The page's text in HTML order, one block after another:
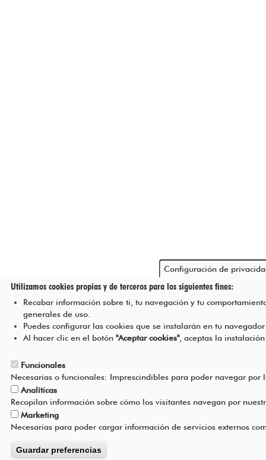
Configuración de
Utilizamos cookies propias y de terceros para los siguientes fines:
Recabar información sobre ti, tu navegación y tu
generales de uso.
Puedes configurar las cookies que se instalarán en tu
Al hacer clic en el botón"Aceptar cookies", aceptas la
Funcionales
Necesarias o funcionales: Imprescindibles para poder navegar por
Analíticas
Recopilan información sobre cómo los visitantes navegan por
Marketing
Necesarias para poder cargar información de servicios externos
Guardar preferencias